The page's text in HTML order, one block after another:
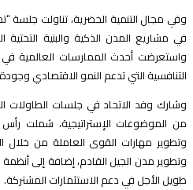
مجال التنمية الحضرية، تناولت جلسة
مشاريع المدن الذكية والبنية التحتية
أحدث الممارسات العالمية في
التي تدعم النمو الاقتصادي وجودة
وفد الاتحاد في جلسات الطاولات
الموضوعات الإستراتيجية، شملت رأس
مهارات القوى العاملة من خلال
مدن الجيل القادم، إضافة إلى أنظمة
الأجل في دعم الاستثمارات المشتركة.